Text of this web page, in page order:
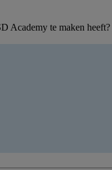
Academy te maken heeft?